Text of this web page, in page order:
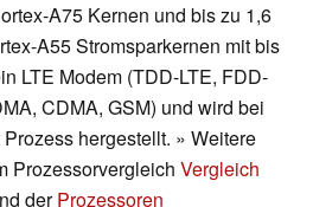
A75 Kernen und bis zu 1,6
A55 Stromsparkernen mit bis
LTE Modem (TDD-LTE, FDD-
CDMA, GSM) und wird bei
hergestellt. » Weitere
Prozessorvergleich Vergleich
derProzessoren